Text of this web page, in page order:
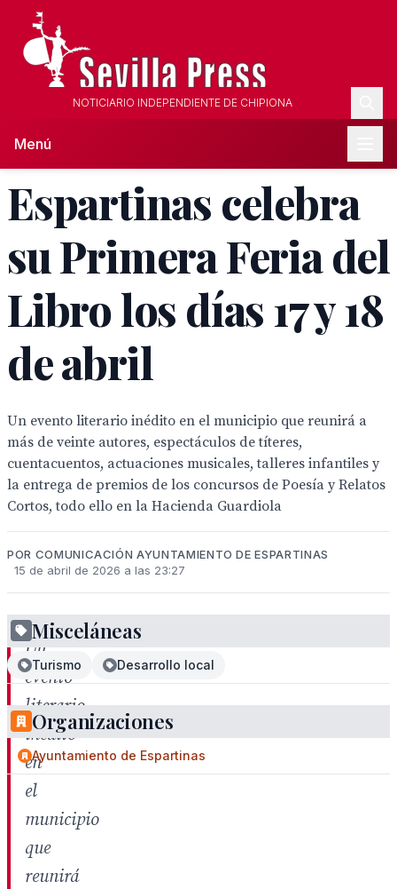
NOTICIARIO INDEPENDIENTE DE CHIPIONA
Menú
Espartinas celebra
su Primera Feria del
Libro los días 17 y 18
de abril
Un evento literario inédito en el municipio que reunirá a
más de veinte autores, espectáculos de títeres,
cuentacuentos, actuaciones musicales, talleres infantiles y
la entrega de premios de los concursos de Poesía y Relatos
Cortos, todo ello en la Hacienda Guardiola
POR COMUNICACIÓN AYUNTAMIENTO DE ESPARTINAS
15 de abril de 2026 a las 23:27
Un
evento
literario
inédito
en
el
municipio
que
reunirá
Misceláneas
Turismo Desarrollo local
Organizaciones
Ayuntamiento de Espartinas